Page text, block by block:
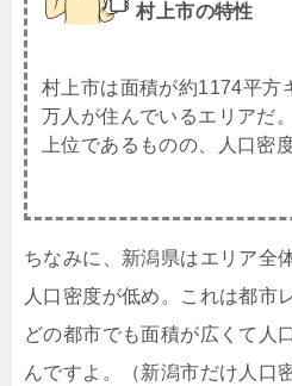
村上市の特性
村上市は面積が約1174平方
万人が住んでいるエリアだ
上位であるものの、人口密
ちなみに、新潟県はエリア全
人口密度が低め。これは都市
どの都市でも面積が広くて人
んですよ。（新潟市だけ人口